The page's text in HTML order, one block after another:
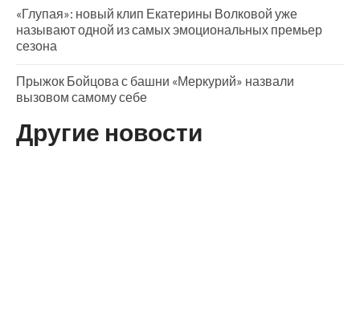
«Глупая»: новый клип Екатерины Волковой уже
называют одной из самых эмоциональных премьер
сезона
Прыжок Бойцова с башни «Меркурий» назвали
вызовом самому себе
Другие новости